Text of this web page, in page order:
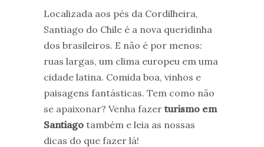
Localizada aos pés da Cordilheira,
Santiago do Chile é a nova queridinha
dos brasileiros. E não é por menos:
ruas largas, um clima europeu em uma
cidade latina. Comida boa, vinhos e
paisagens fantásticas. Tem como não
se apaixonar? Venha fazer turismo em
Santiago também e leia as nossas
dicas do que fazer lá!